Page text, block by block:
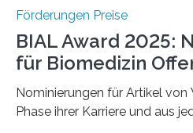
Förderungen Preise
BIAL Award 2025:
für Biomedizin
Nominierungen für Artikel
Phase ihrer Karriere und aus